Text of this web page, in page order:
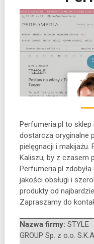
Perfumeria.pl to
dostarcza oryginalne
pielęgnacji i makijażu.
Kaliszu, by z czasem
Perfumeria.pl
jakości obsługi i
produkty od
Zapraszamy do
Nazwa firmy: STYLE
GROUP Sp. z o.o.